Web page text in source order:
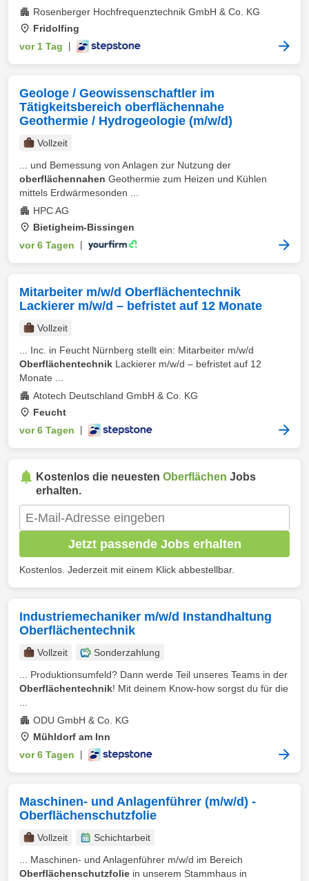
Rosenberger Hochfrequenztechnik GmbH & Co. KG
Fridolfing
vor 1 Tag
Geologe / Geowissenschaftler im
Tätigkeitsbereich oberflächennahe
Geothermie / Hydrogeologie (m/w/d)
Vollzeit
... und Bemessung von Anlagen zur Nutzung der
oberflächennahen Geothermie zum Heizen und Kühlen
mittels Erdwärmesonden ...
HPC AG
Bietigheim-Bissingen
vor 6 Tagen
Mitarbeiter m/w/d Oberflächentechnik
Lackierer m/w/d – befristet auf 12 Monate
Vollzeit
... Inc. in Feucht Nürnberg stellt ein: Mitarbeiter m/w/d
Oberflächentechnik Lackierer m/w/d – befristet auf 12
Monate ...
Atotech Deutschland GmbH & Co. KG
Feucht
vor 6 Tagen
Kostenlos die neuesten Oberflächen Jobs
erhalten.
Jetzt passende Jobs erhalten
Kostenlos. Jederzeit mit einem Klick abbestellbar.
Industriemechaniker m/w/d Instandhaltung
Oberflächentechnik
Vollzeit
Sonderzahlung
... Produktionsumfeld? Dann werde Teil unseres Teams in der
Oberflächentechnik! Mit deinem Know-how sorgst du für die
ODU GmbH & Co. KG
Mühldorf am Inn
vor 6 Tagen
Maschinen- und Anlagenführer (m/w/d) -
Oberflächenschutzfolie
Vollzeit
Schichtarbeit
... Maschinen- und Anlagenführer m/w/d im Bereich
Oberflächenschutzfolie in unserem Stammhaus in